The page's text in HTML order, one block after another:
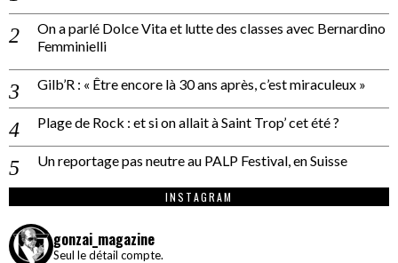
On a parlé Dolce Vita et lutte des classes avec Bernardino
Femminielli
Gilb’R : « Être encore là 30 ans après, c’est miraculeux »
Plage de Rock : et si on allait à Saint Trop’ cet été ?
Un reportage pas neutre au PALP Festival, en Suisse
INSTAGRAM
gonzai_magazine
Seul le détail compte.